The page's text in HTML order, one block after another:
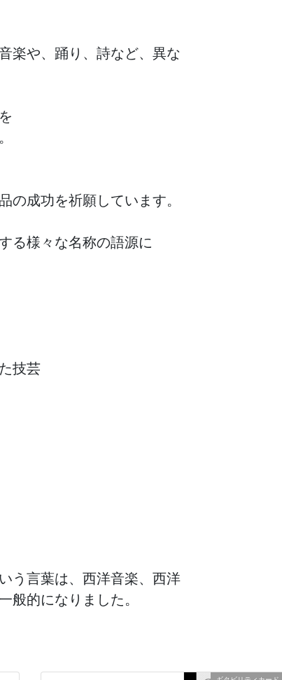
楽や、踊り、詩など、異な
の成功を祈願しています。
る様々な名称の語源に
技芸
う言葉は、西洋音楽、西洋
般的になりました。